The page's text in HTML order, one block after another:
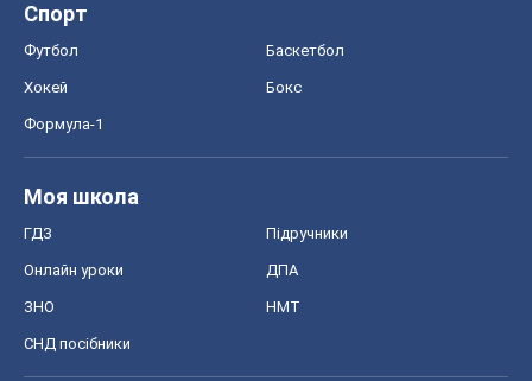
Спорт
Футбол Баскетбол
Хокей Бокс
Формула-1
Моя школа
ГДЗ Підручники
Онлайн уроки ДПА
ЗНО НМТ
СНД посібники